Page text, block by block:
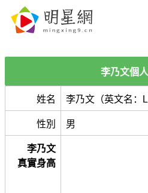
李乃文個
姓名 李乃文（英文名：
性別 男
李乃文
真實身高